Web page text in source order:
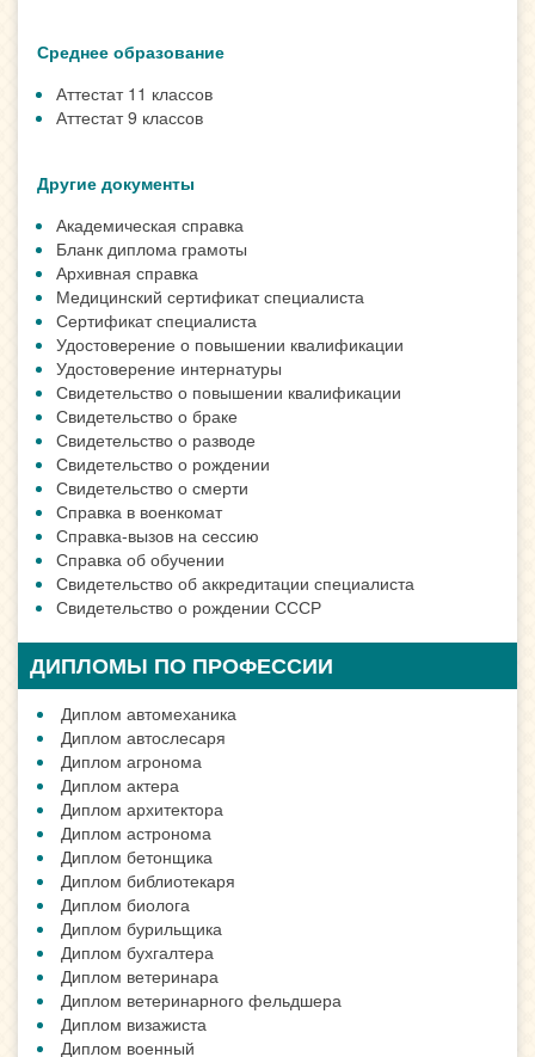
Среднее образование
Аттестат 11 классов
Аттестат 9 классов
Другие документы
Академическая справка
Бланк диплома грамоты
Архивная справка
Медицинский сертификат специалиста
Сертификат специалиста
Удостоверение о повышении квалификации
Удостоверение интернатуры
Свидетельство о повышении квалификации
Свидетельство о браке
Свидетельство о разводе
Свидетельство о рождении
Свидетельство о смерти
Справка в военкомат
Справка-вызов на сессию
Справка об обучении
Свидетельство об аккредитации специалиста
Свидетельство о рождении СССР
ДИПЛОМЫ ПО ПРОФЕССИИ
Диплом автомеханика
Диплом автослесаря
Диплом агронома
Диплом актера
Диплом архитектора
Диплом астронома
Диплом бетонщика
Диплом библиотекаря
Диплом биолога
Диплом бурильщика
Диплом бухгалтера
Диплом ветеринара
Диплом ветеринарного фельдшера
Диплом визажиста
Диплом военный